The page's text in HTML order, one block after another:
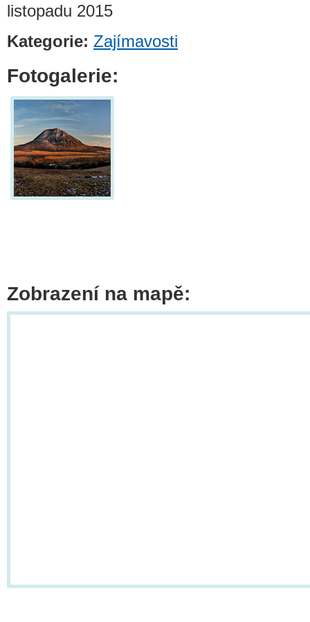
listopadu 2015
Kategorie: Zajímavosti
Fotogalerie:
Zobrazení na mapě: